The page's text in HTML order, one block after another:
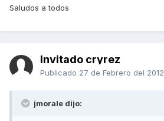
Saludos a todos
Invitado cryrez
Publicado 27 de Febrero del 2012
jmorale dijo: